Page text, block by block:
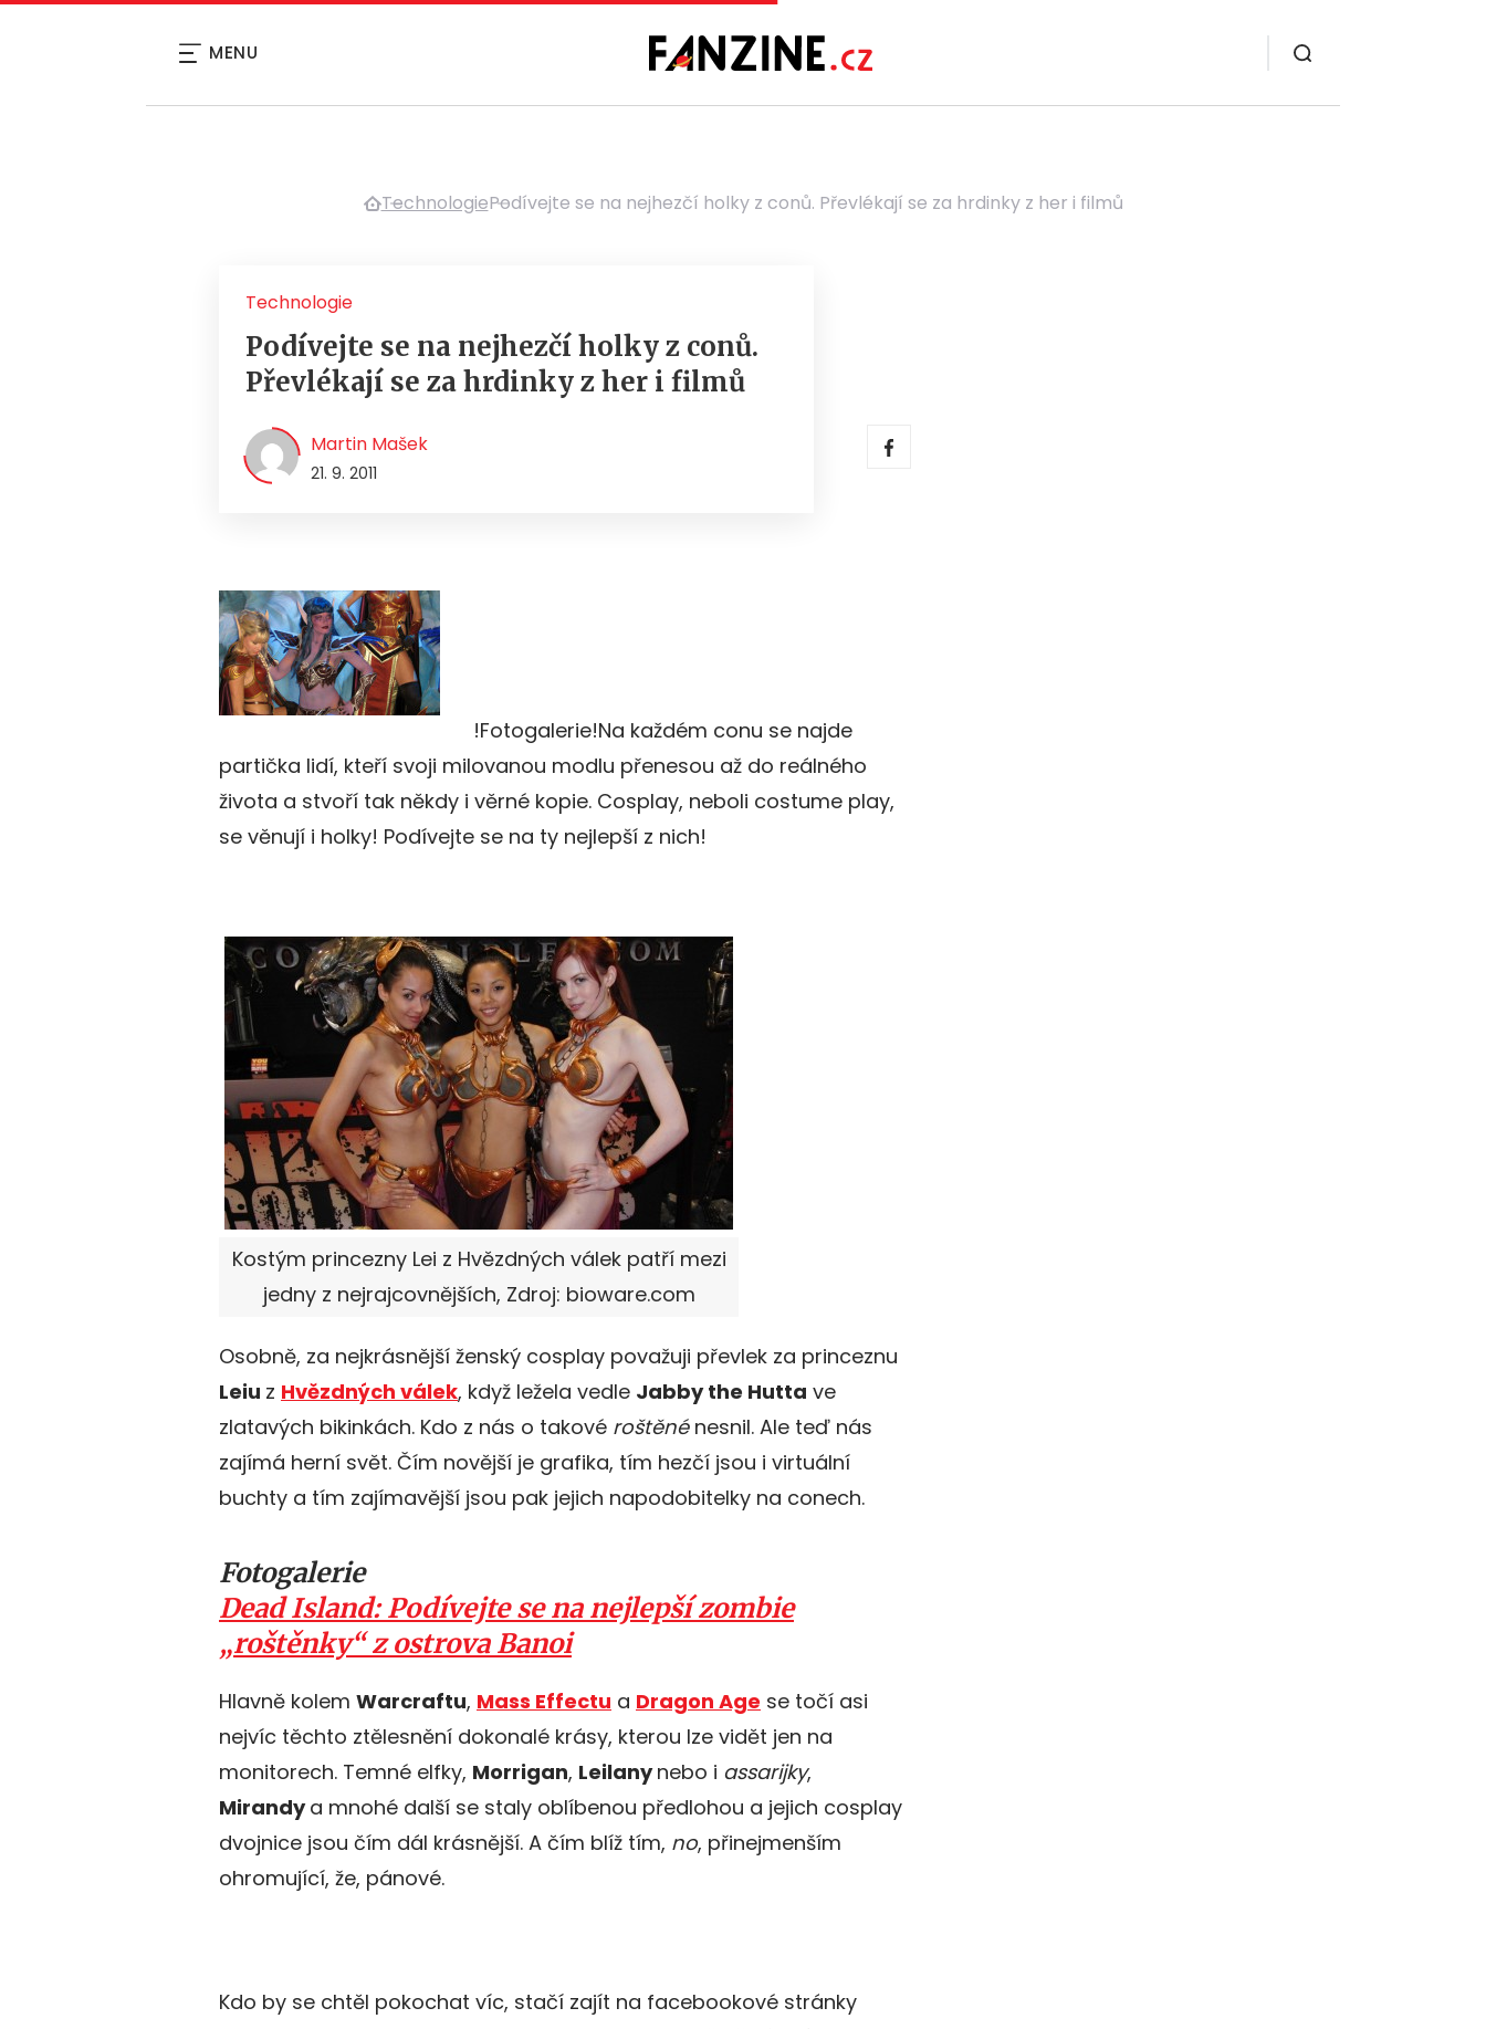
MENU
TechnologiePodívejte se na nejhezčí holky z conů. Převlékají se za hrdinky z her i filmů
Technologie
Podívejte se na nejhezčí holky z conů.
Převlékají se za hrdinky z her i filmů
Martin Mašek
21. 9. 2011
!Fotogalerie!Na každém conu se najde
partička lidí, kteří svoji milovanou modlu přenesou až do reálného
života a stvoří tak někdy i věrné kopie. Cosplay, neboli costume play,
se věnují i holky! Podívejte se na ty nejlepší z nich!
Kostým princezny Lei z Hvězdných válek patří mezi
jedny z nejrajcovnějších, Zdroj: bioware.com
Osobně, za nejkrásnější ženský cosplay považuji převlek za princeznu
Leiu z Hvězdných válek, když ležela vedle Jabby the Hutta ve
zlatavých bikinkách. Kdo z nás o takové roštěnénesnil. Ale teď nás
zajímá herní svět. Čím novější je grafika, tím hezčí jsou i virtuální
buchty a tím zajímavější jsou pak jejich napodobitelky na conech.
Fotogalerie
Dead Island: Podívejte se na nejlepší zombie
„roštěnky“ z ostrova Banoi
Hlavně kolem Warcraftu, Mass Effectu a Dragon Age se točí asi
nejvíc těchto ztělesnění dokonalé krásy, kterou lze vidět jen na
monitorech. Temné elfky, Morrigan, Leilanynebo i assarijky,
Mirandya mnohé další se staly oblíbenou předlohou a jejich cosplay
dvojnice jsou čím dál krásnější. A čím blíž tím, no, přinejmenším
ohromující, že, pánové.
Kdo by se chtěl pokochat víc, stačí zajít na facebookové stránky